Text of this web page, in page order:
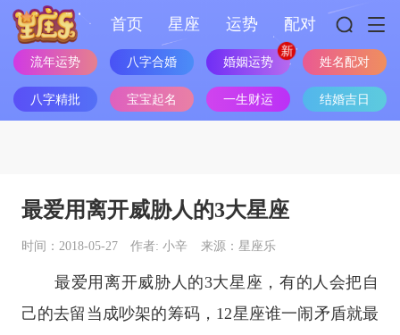
首页 星座 运势 配对
流年运势 八字合婚 婚姻运势 姓名配对
八字精批 宝宝起名 一生财运 结婚吉日
最爱用离开威胁人的3大星座
时间：2018-05-27 作者: 小辛 来源：星座乐
最爱用离开威胁人的3大星座 ，有的人会把自
己的去留当成吵架的筹码，12星座谁一闹矛盾就最